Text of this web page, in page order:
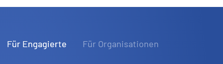
Für Engagierte Für Organisationen